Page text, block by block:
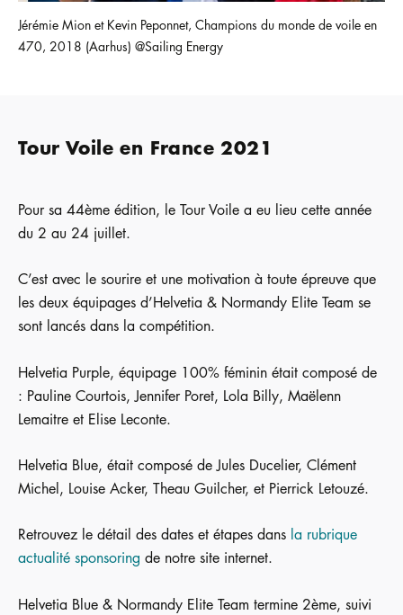
Jérémie Mion et Kevin Peponnet, Champions du monde de voile en
470, 2018 (Aarhus) @Sailing Energy
Tour Voile en France 2021
Pour sa 44ème édition, le Tour Voile a eu lieu cette année
du 2 au 24 juillet.
C’est avec le sourire et une motivation à toute épreuve que
les deux équipages d’Helvetia & Normandy Elite Team se
sont lancés dans la compétition.
Helvetia Purple, équipage 100% féminin était composé de
: Pauline Courtois, Jennifer Poret, Lola Billy, Maëlenn
Lemaitre et Elise Leconte.
Helvetia Blue, était composé de Jules Ducelier, Clément
Michel, Louise Acker, Theau Guilcher, et Pierrick Letouzé.
Retrouvez le détail des dates et étapes dans la rubrique
actualité sponsoring de notre site internet.
Helvetia Blue & Normandy Elite Team termine 2ème, suivi